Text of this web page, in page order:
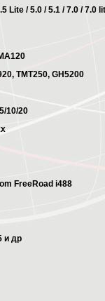
Lite / 5.0 / 5.1 / 7.0 / 7.0
TMT250, GH5200
10/20
FreeRoad i488
и др